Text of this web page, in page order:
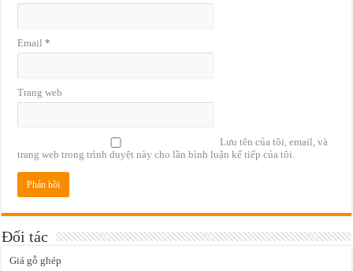
Email*
Trang web
Lưu tên của tôi, email, và
trang web trong trình duyệt này cho lần bình luận kế tiếp của tôi.
Đối tác
Giá gỗ ghép